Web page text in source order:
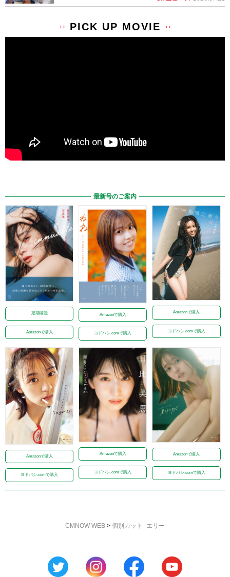
PICK UP MOVIE
最新号のご案内
定期購読
Amazonで購入
Amazonで購入
ヨドバシ.comで購入
Amazonで購入
ヨドバシ.comで購入
Amazonで購入
ヨドバシ.comで購入
Amazonで購入
ヨドバシ.comで購入
Amazonで購入
ヨドバシ.comで購入
CMNOW WEB > 個別カット_エリー